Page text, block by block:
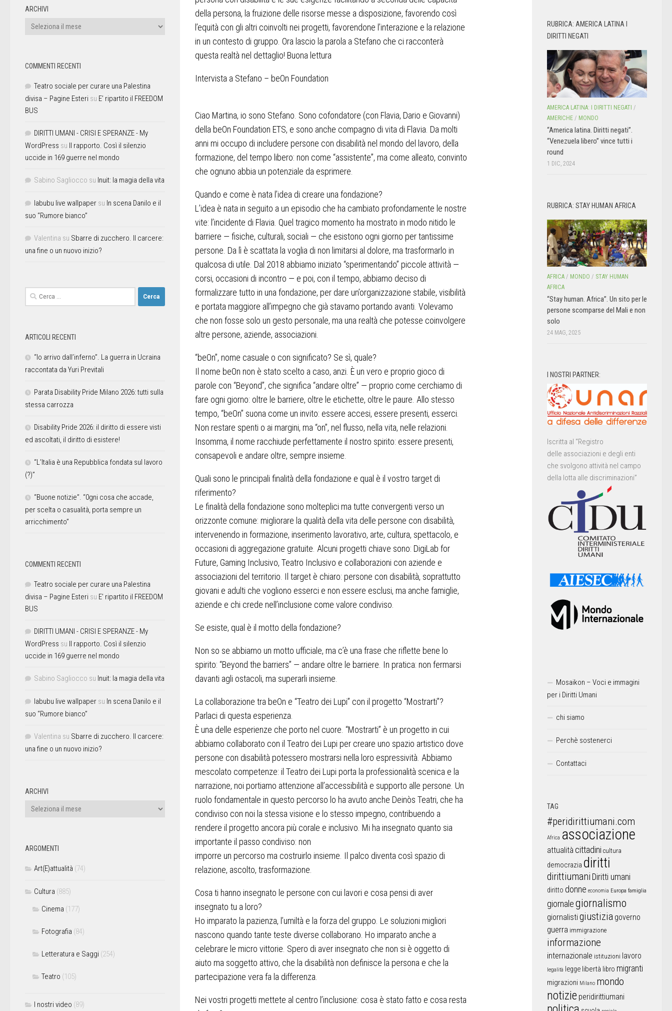
della persona, la fruizione delle risorse messe a disposizione, favorendo così
l’equità con gli altri coinvolti nei progetti, favorendone l’interazione e la relazione
in un contesto di gruppo. Ora lascio la parola a Stefano che ci racconterà
questa realtà nel dettaglio! Buona lettura
Intervista a Stefano – beOn Foundation
Ciao Martina, io sono Stefano. Sono cofondatore (con Flavia, Dario e Giovanni)
della beOn Foundation ETS, e sono anche compagno di vita di Flavia. Da molti
anni mi occupo di includere persone con disabilità nel mondo del lavoro, della
formazione, del tempo libero: non come “assistente”, ma come alleato, convinto
che ognuno abbia un potenziale da esprimere.
Quando e come è nata l’idea di creare una fondazione?
L’idea è nata in seguito a un episodio che ha cambiato profondamente le nostre
vite: l’incidente di Flavia. Quel tragico momento ha mostrato in modo nitido le
barriere — fisiche, culturali, sociali — che esistono ogni giorno per tantissime
persone. Da lì è scattata la voglia di non limitarsi al dolore, ma trasformarlo in
qualcosa di utile. Dal 2018 abbiamo iniziato “sperimentando” piccole attività —
corsi, occasioni di incontro — e poi, con il tempo, abbiamo deciso di
formalizzare tutto in una fondazione, per dare un’organizzazione stabile, visibilità
e portata maggiore all’impegno che già stavamo portando avanti. Volevamo
che non fosse solo un gesto personale, ma una realtà che potesse coinvolgere
altre persone, aziende, associazioni.
“beOn”, nome casuale o con significato? Se sì, quale?
Il nome beOn non è stato scelto a caso, anzi. È un vero e proprio gioco di
parole con “Beyond”, che significa “andare oltre” — proprio come cerchiamo di
fare ogni giorno: oltre le barriere, oltre le etichette, oltre le paure. Allo stesso
tempo, “beOn” suona come un invito: essere accesi, essere presenti, esserci.
Non restare spenti o ai margini, ma “on”, nel flusso, nella vita, nelle relazioni.
Insomma, il nome racchiude perfettamente il nostro spirito: essere presenti,
consapevoli e andare oltre, sempre insieme.
Quali sono le principali finalità della fondazione e qual è il vostro target di
riferimento?
Le finalità della fondazione sono molteplici ma tutte convergenti verso un
orizzonte comune: migliorare la qualità della vita delle persone con disabilità,
intervenendo in formazione, inserimento lavorativo, arte, cultura, spettacolo, e
occasioni di aggregazione gratuite. Alcuni progetti chiave sono: DigiLab for
Future, Gaming Inclusivo, Teatro Inclusivo e collaborazioni con aziende e
associazioni del territorio. Il target è chiaro: persone con disabilità, soprattutto
giovani e adulti che vogliono esserci e non essere esclusi, ma anche famiglie,
aziende e chi crede nell’inclusione come valore condiviso.
Se esiste, qual è il motto della fondazione?
Non so se abbiamo un motto ufficiale, ma c’è una frase che riflette bene lo
spirito: “Beyond the barriers” — andare oltre le barriere. In pratica: non fermarsi
davanti agli ostacoli, ma superarli insieme.
La collaborazione tra beOn e “Teatro dei Lupi” con il progetto “Mostrarti”?
Parlaci di questa esperienza.
È una delle esperienze che porto nel cuore. “Mostrarti” è un progetto in cui
abbiamo collaborato con il Teatro dei Lupi per creare uno spazio artistico dove
persone con disabilità potessero mostrarsi nella loro espressività. Abbiamo
mescolato competenze: il Teatro dei Lupi porta la professionalità scenica e la
narrazione, noi portiamo attenzione all’accessibilità e supporto alle persone. Un
ruolo fondamentale in questo percorso lo ha avuto anche Deinòs Teatri, che ha
condiviso con noi la stessa visione e lo stesso impegno, contribuendo a
rendere il progetto ancora più corale e inclusivo. Mi ha insegnato quanto sia
importante il passo condiviso: non
imporre un percorso ma costruirlo insieme. Il palco diventa così spazio di
relazione, ascolto, trasformazione.
Cosa ti hanno insegnato le persone con cui lavori e cosa pensi di aver
insegnato tu a loro?
Ho imparato la pazienza, l’umiltà e la forza del gruppo. Le soluzioni migliori
nascono quando tante teste diverse collaborano. Ho imparato anche a
celebrare le micro vittorie. Spero di aver insegnato che non si è oggetto di
aiuto ma soggetto attivo, che la disabilità non definisce la persona e che la
partecipazione vera fa la differenza.
Nei vostri progetti mettete al centro l’inclusione: cosa è stato fatto e cosa resta
ARCHIVI
COMMENTI RECENTI
Teatro sociale per curare una Palestina
divisa – Pagine Esteri su E’ ripartito il FREEDOM
BUS
DIRITTI UMANI - CRISI E SPERANZE - My
WordPress su Il rapporto. Così il silenzio
uccide in 169 guerre nel mondo
Sabino Sagliocco su Inuit: la magia della vita
labubu live wallpaper su In scena Danilo e il
suo “Rumore bianco”
Valentina su Sbarre di zucchero. Il carcere:
una fine o un nuovo inizio?
ARTICOLI RECENTI
“Io arrivo dall’inferno”. La guerra in Ucraina
raccontata da Yuri Previtali
Parata Disability Pride Milano 2026: tutti sulla
stessa carrozza
Disability Pride 2026: il diritto di essere visti
ed ascoltati, il diritto di esistere!
“L’Italia è una Repubblica fondata sul lavoro
(?)”
“Buone notizie”. “0gni cosa che accade,
per scelta o casualità, porta sempre un
arricchimento”
COMMENTI RECENTI
Teatro sociale per curare una Palestina
divisa – Pagine Esteri su E’ ripartito il FREEDOM
BUS
DIRITTI UMANI - CRISI E SPERANZE - My
WordPress su Il rapporto. Così il silenzio
uccide in 169 guerre nel mondo
Sabino Sagliocco su Inuit: la magia della vita
labubu live wallpaper su In scena Danilo e il
suo “Rumore bianco”
Valentina su Sbarre di zucchero. Il carcere:
una fine o un nuovo inizio?
ARCHIVI
ARGOMENTI
Art(E)attualità (74)
Cultura (885)
Cinema (177)
Fotografia (84)
Letteratura e Saggi (254)
Teatro (105)
I nostri video (89)
RUBRICA: AMERICA LATINA I
DIRITTI NEGATI
AMERICA LATINA: I DIRITTI NEGATI /
AMERICHE / MONDO
“America latina. Diritti negati”.
“Venezuela libero” vince tutti i
round
1 DIC, 2024
RUBRICA: STAY HUMAN AFRICA
AFRICA / MONDO / STAY HUMAN
AFRICA
“Stay human. Africa”. Un sito per le
persone scomparse del Mali e non
solo
24 MAG, 2025
I NOSTRI PARTNER:
Iscritta al “Registro
delle associazioni e degli enti
che svolgono attività nel campo
della lotta alle discriminazioni”
Mosaikon – Voci e immagini
per i Diritti Umani
chi siamo
Perchè sostenerci
Contattaci
TAG
#peridirittiumani.com
Africa associazione
attualità cittadini cultura
democrazia diritti
dirittiumani Diritti umani
diritto donne economia Europa famiglia
giornalegiornalismo
giornalistigiustizia governo
guerra immigrazione
informazione
internazionale istituzioni lavoro
legalità legge libertà libro migranti
migrazioni Milano mondo
notizie peridirittiumani